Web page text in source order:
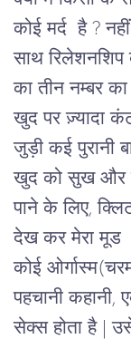
कोई मर्द  है ?
साथ रिलेशनशिप
का तीन नम्बर
खुद पर ज़्यादा
जुड़ी कई पुरानी
खुद को सुख और
पाने के लिए,
देख कर मेरा मूड
कोई
पहचानी
सेक्स होता है |